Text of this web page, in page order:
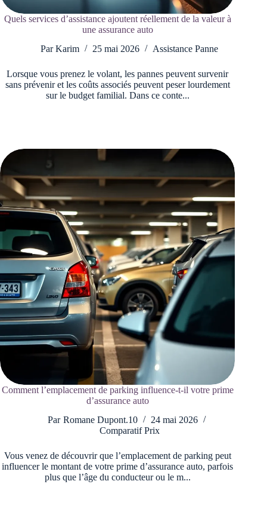
Quels services d’assistance ajoutent réellement de la valeur à
une assurance auto
Par Karim 25 mai 2026 Assistance Panne
Lorsque vous prenez le volant, les pannes peuvent survenir
sans prévenir et les coûts associés peuvent peser lourdement
sur le budget familial. Dans ce conte...
Comment l’emplacement de parking influence-t-il votre prime
d’assurance auto
Par Romane Dupont.10
24 mai 2026
Comparatif Prix
Vous venez de découvrir que l’emplacement de parking peut
influencer le montant de votre prime d’assurance auto, parfois
plus que l’âge du conducteur ou le m...